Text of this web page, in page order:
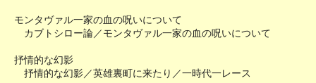
モンタヴァル一家の血の呪いについて
カブトシロー論／モンタヴァル一家の血の呪いについて
抒情的な幻影
抒情的な幻影／英雄裏町に来たり／一時代一レース